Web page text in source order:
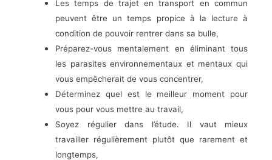
Les temps de trajet en transport en commun
peuvent être un temps propice à la lecture à
condition de pouvoir rentrer dans sa bulle,
Préparez-vous mentalement en éliminant tous
les parasites environnementaux et mentaux qui
vous empêcherait de vous concentrer,
Déterminez quel est le meilleur moment pour
vous pour vous mettre au travail,
Soyez régulier dans l’étude. Il vaut mieux
travailler régulièrement plutôt que rarement et
longtemps,